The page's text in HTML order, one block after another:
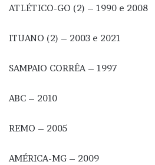
ATLÉTICO-GO (2) – 1990 e 2008
ITUANO (2) – 2003 e 2021
SAMPAIO CORRÊA – 1997
ABC – 2010
REMO – 2005
AMÉRICA-MG – 2009